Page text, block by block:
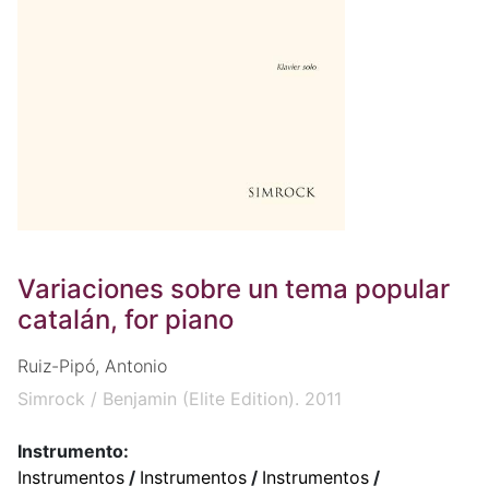
Variaciones sobre un tema popular
catalán, for piano
Ruiz-Pipó, Antonio
Simrock / Benjamin (Elite Edition). 2011
Instrumento:
Instrumentos / Instrumentos / Instrumentos /